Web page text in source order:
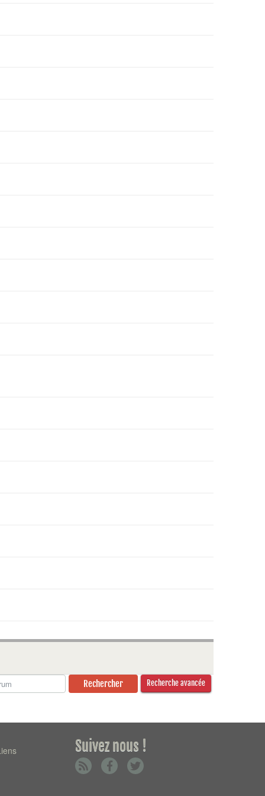
Recherche avancée
Suivez nous !